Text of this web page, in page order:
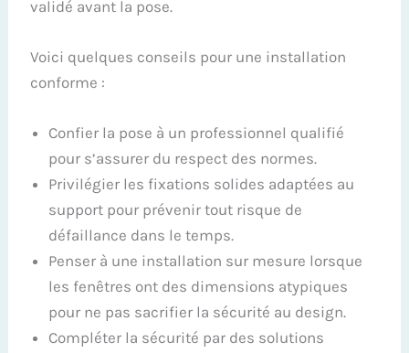
validé avant la pose.
Voici quelques conseils pour une installation
conforme :
Confier la pose à un professionnel qualifié
pour s’assurer du respect des normes.
Privilégier les fixations solides adaptées au
support pour prévenir tout risque de
défaillance dans le temps.
Penser à une installation sur mesure lorsque
les fenêtres ont des dimensions atypiques
pour ne pas sacrifier la sécurité au design.
Compléter la sécurité par des solutions